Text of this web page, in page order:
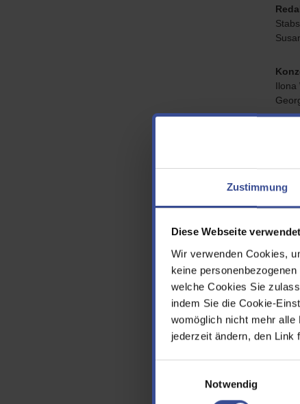
Zustimmung
Diese Webseite
Wir verwenden Cookies,
keine
welche Cookies Sie
indem Sie die Cookie-
womöglich nicht mehr alle
jederzeit ändern, den Link
Notwendig
Ilona
Tel.:
Fax: